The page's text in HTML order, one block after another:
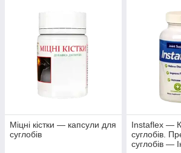
Міцні кістки — капсули для
суглобів
Instaflex —
суглобів.
суглобів —